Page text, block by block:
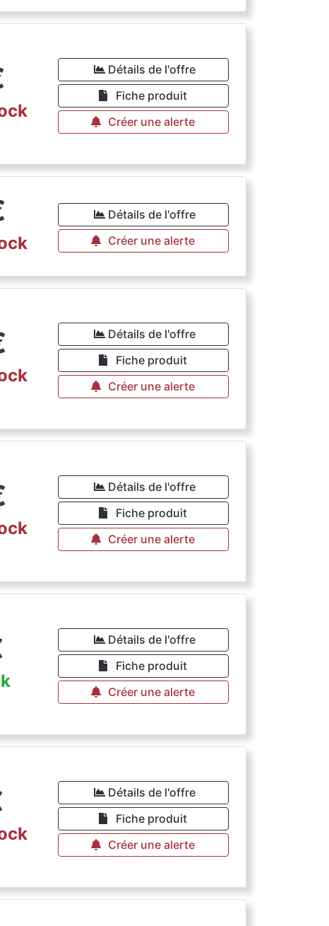
Détails de l'offre
Fiche produit
Créer une alerte
Détails de l'offre
Créer une alerte
Détails de l'offre
Fiche produit
Créer une alerte
Détails de l'offre
Fiche produit
Créer une alerte
Détails de l'offre
Fiche produit
Créer une alerte
Détails de l'offre
Fiche produit
Créer une alerte